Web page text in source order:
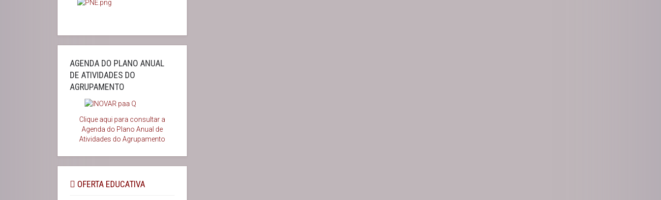
AGENDA DO PLANO ANUAL
DE ATIVIDADES DO
AGRUPAMENTO
Clique aqui para consultar a
Agenda do Plano Anual de
Atividades do Agrupamento
OFERTA EDUCATIVA